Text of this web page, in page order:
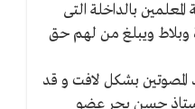
بنقابة المعلمين بالداخلة التى
وبلاط ويبلغ من لهم حق
المصوتين بشكل لافت و قد
حسن بحر عضو